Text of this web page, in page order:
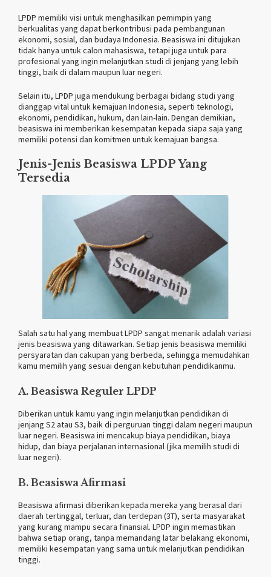
LPDP memiliki visi untuk menghasilkan pemimpin yang
berkualitas yang dapat berkontribusi pada pembangunan
ekonomi, sosial, dan budaya Indonesia. Beasiswa ini ditujukan
tidak hanya untuk calon mahasiswa, tetapi juga untuk para
profesional yang ingin melanjutkan studi di jenjang yang lebih
tinggi, baik di dalam maupun luar negeri.
Selain itu, LPDP juga mendukung berbagai bidang studi yang
dianggap vital untuk kemajuan Indonesia, seperti teknologi,
ekonomi, pendidikan, hukum, dan lain-lain. Dengan demikian,
beasiswa ini memberikan kesempatan kepada siapa saja yang
memiliki potensi dan komitmen untuk kemajuan bangsa.
Jenis-Jenis Beasiswa LPDP Yang
Tersedia
Salah satu hal yang membuat LPDP sangat menarik adalah variasi
jenis beasiswa yang ditawarkan. Setiap jenis beasiswa memiliki
persyaratan dan cakupan yang berbeda, sehingga memudahkan
kamu memilih yang sesuai dengan kebutuhan pendidikanmu.
A. Beasiswa Reguler LPDP
Diberikan untuk kamu yang ingin melanjutkan pendidikan di
jenjang S2 atau S3, baik di perguruan tinggi dalam negeri maupun
luar negeri. Beasiswa ini mencakup biaya pendidikan, biaya
hidup, dan biaya perjalanan internasional (jika memilih studi di
luar negeri).
B. Beasiswa Afirmasi
Beasiswa afirmasi diberikan kepada mereka yang berasal dari
daerah tertinggal, terluar, dan terdepan (3T), serta masyarakat
yang kurang mampu secara finansial. LPDP ingin memastikan
bahwa setiap orang, tanpa memandang latar belakang ekonomi,
memiliki kesempatan yang sama untuk melanjutkan pendidikan
tinggi.